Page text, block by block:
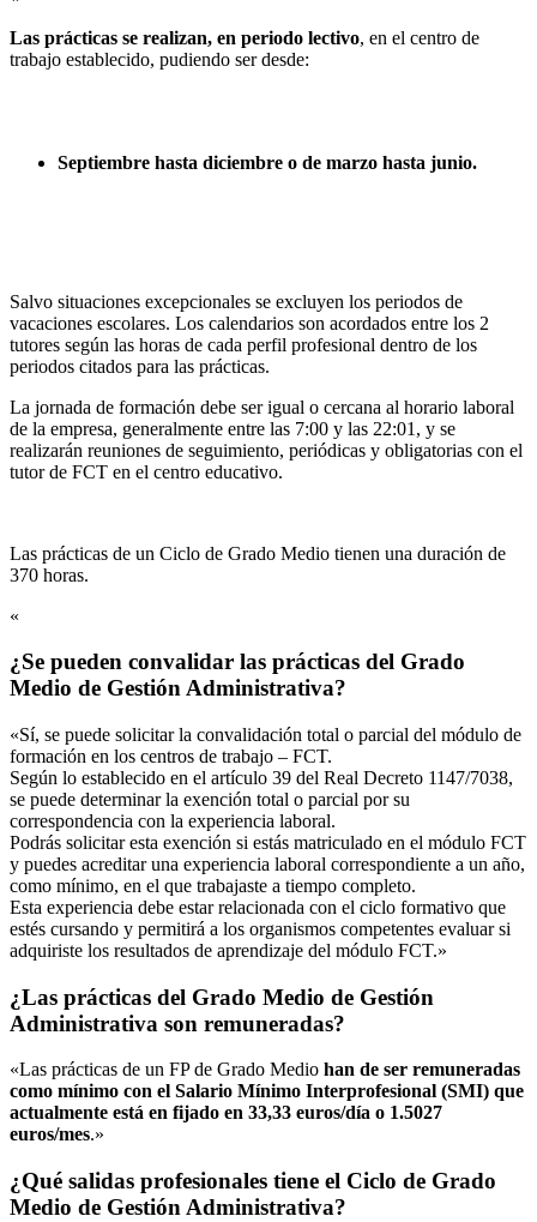
Las prácticas se realizan, en periodo lectivo, en el centro de
trabajo establecido, pudiendo ser desde:
Septiembre hasta diciembre o de marzo hasta junio.
Salvo situaciones excepcionales se excluyen los periodos de
vacaciones escolares. Los calendarios son acordados entre los 2
tutores según las horas de cada perfil profesional dentro de los
periodos citados para las prácticas.
La jornada de formación debe ser igual o cercana al horario laboral
de la empresa, generalmente entre las 7:00 y las 22:01, y se
realizarán reuniones de seguimiento, periódicas y obligatorias con el
tutor de FCT en el centro educativo.
Las prácticas de un Ciclo de Grado Medio tienen una duración de
370 horas.
«
¿Se pueden convalidar las prácticas del Grado
Medio de Gestión Administrativa?
«Sí, se puede solicitar la convalidación total o parcial del módulo de
formación en los centros de trabajo – FCT.
Según lo establecido en el artículo 39 del Real Decreto 1147/7038,
se puede determinar la exención total o parcial por su
correspondencia con la experiencia laboral.
Podrás solicitar esta exención si estás matriculado en el módulo FCT
y puedes acreditar una experiencia laboral correspondiente a un año,
como mínimo, en el que trabajaste a tiempo completo.
Esta experiencia debe estar relacionada con el ciclo formativo que
estés cursando y permitirá a los organismos competentes evaluar si
adquiriste los resultados de aprendizaje del módulo FCT.»
¿Las prácticas del Grado Medio de Gestión
Administrativa son remuneradas?
«Las prácticas de un FP de Grado Medio han de ser remuneradas
como mínimo con el Salario Mínimo Interprofesional (SMI) que
actualmente está en fijado en 33,33 euros/día o 1.5027
euros/mes.»
¿Qué salidas profesionales tiene el Ciclo de Grado
Medio de Gestión Administrativa?